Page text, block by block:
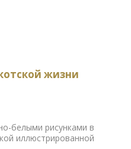
жизни
белыми рисунками в
иллюстрированной